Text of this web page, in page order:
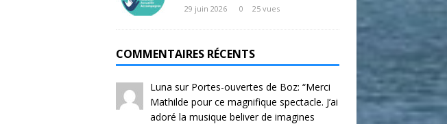
29 juin 2026 0 25 vues
COMMENTAIRES RÉCENTS
Luna sur Portes-ouvertes de Boz: “Merci
Mathilde pour ce magnifique spectacle. J’ai
adoré la musique beliver de imagines